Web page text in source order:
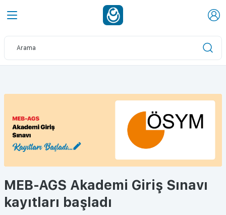
MEB-AGS Akademi Giriş Sınavı
kayıtları başladı